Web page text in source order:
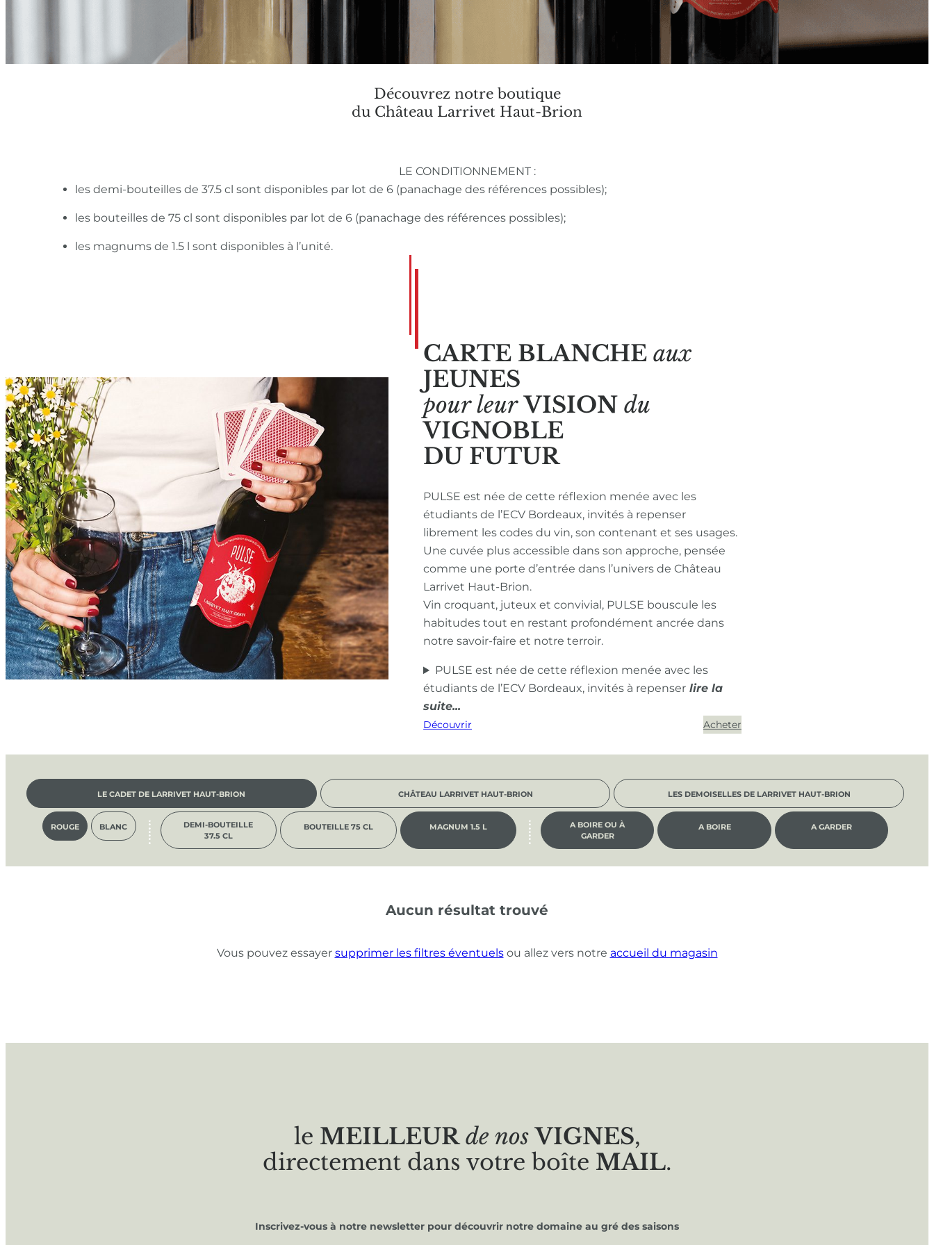
Découvrez notre boutique
du Château Larrivet Haut-Brion
LE CONDITIONNEMENT :
les demi-bouteilles de 37.5 cl sont disponibles par lot de 6 (panachage des références possibles);
les bouteilles de 75 cl sont disponibles par lot de 6 (panachage des références possibles);
les magnums de 1.5 l sont disponibles à l’unité.
CARTE BLANCHE aux
JEUNES
pour leur VISIONdu
VIGNOBLE
DU FUTUR
PULSE est née de cette réflexion menée avec les
étudiants de l’ECV Bordeaux, invités à repenser
librement les codes du vin, son contenant et ses usages.
Une cuvée plus accessible dans son approche, pensée
comme une porte d’entrée dans l’univers de Château
Larrivet Haut-Brion.
Vin croquant, juteux et convivial, PULSE bouscule les
habitudes tout en restant profondément ancrée dans
notre savoir-faire et notre terroir.
PULSE est née de cette réflexion menée avec les
étudiants de l’ECV Bordeaux, invités à repenser
Découvrir Acheter
LE CADET DE LARRIVET HAUT-BRION CHÂTEAU LARRIVET HAUT-BRION LES DEMOISELLES DE LARRIVET HAUT-BRION
ROUGE BLANC
DEMI-BOUTEILLE
37.5 CL
BOUTEILLE 75 CL MAGNUM 1.5 L
A BOIRE OU À
GARDER
A BOIRE A GARDER
Aucun résultat trouvé
Vous pouvez essayer supprimer les filtres éventuelsou allez vers notre accueil du magasin
le MEILLEUR de nos VIGNES,
directement dans votre boîte MAIL.
Inscrivez-vous à notre newsletter pour découvrir notre domaine au gré des saisons